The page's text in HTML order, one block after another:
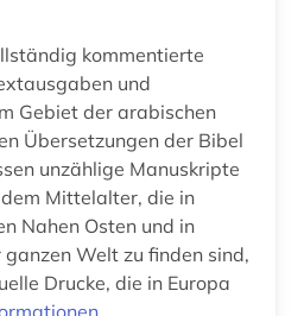
kommentierte
und
Gebiet der arabischen
Übersetzungen der Bibel
unzählige Manuskripte
Mittelalter, die in
Nahen Osten und in
Welt zu finden sind,
Drucke, die in Europa